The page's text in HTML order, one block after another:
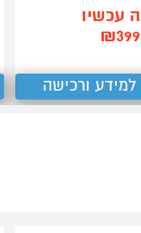
עכשיו
למידע ורכישה